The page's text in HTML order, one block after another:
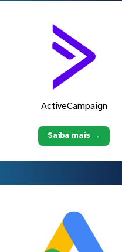
ActiveCampaign
Saiba mais →